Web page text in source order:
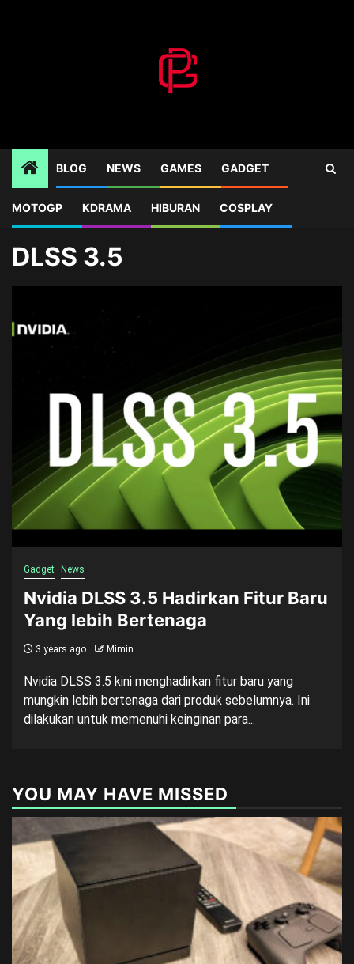
BLOG NEWS GAMES GADGET
MOTOGP KDRAMA HIBURAN COSPLAY
Home Blog DLSS 3.5
DLSS 3.5
Gadget News
Nvidia DLSS 3.5 Hadirkan Fitur Baru
Yang lebih Bertenaga
3 years ago Mimin
Nvidia DLSS 3.5 kini menghadirkan fitur baru yang
mungkin lebih bertenaga dari produk sebelumnya. Ini
dilakukan untuk memenuhi keinginan para...
YOU MAY HAVE MISSED